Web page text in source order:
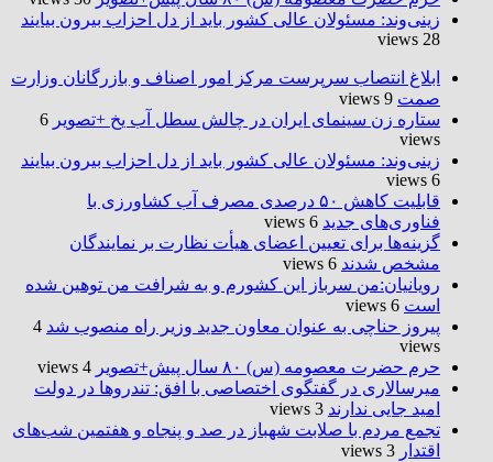
زینی‌وند: مسئولان عالی کشور باید از دل احزاب بیرون بیایند
28 views
ابلاغ انتصاب سرپرست مرکز امور اصناف و بازرگانان وزارت
صمت 9 views
ستاره زن سینمای ایران در چالش سطل آب یخ +تصویر 6
views
زینی‌وند: مسئولان عالی کشور باید از دل احزاب بیرون بیایند
6 views
قابلیت کاهش ۵۰ درصدی مصرف آب کشاورزی با
فناوری‌های جدید 6 views
گزینه‌ها برای تعیین اعضای هیأت نظارت بر نمایندگان
مشخص شدند 6 views
رویانیان:من سرباز این کشورم و به شرافت من توهین شده
است 6 views
پیروز حناچی به عنوان معاون جدید وزیر راه منصوب شد 4
views
حرم حضرت‌ معصومه (س) ۸۰ سال پیش+تصویر
4 views
میرسالاری در گفتگوی اختصاصی با افق: تندروها در دولت
امید جایی ندارند 3 views
تجمع مردم با صلابت شهباز در صد و پنجاه و هفتمین شب‌های
اقتدار 3 views